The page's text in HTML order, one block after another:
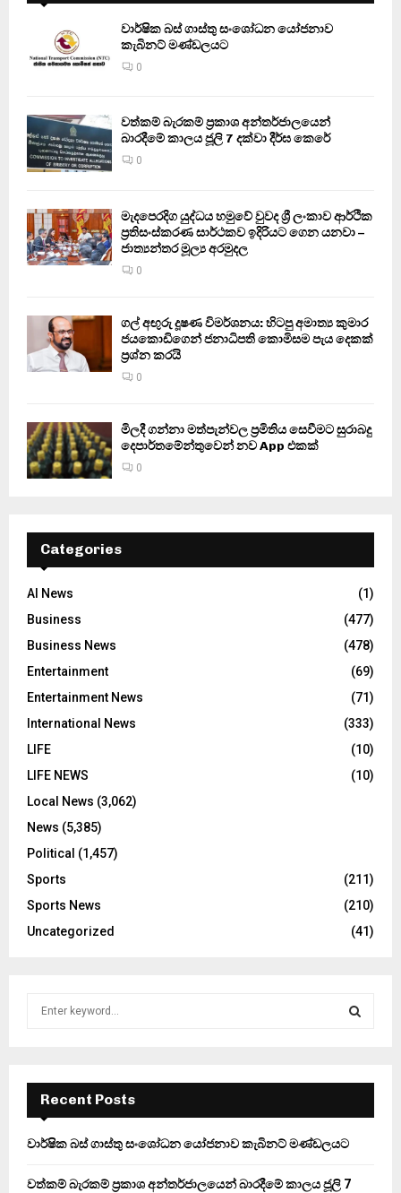
වාර්ෂික බස් ගාස්තු සංශෝධන යෝජනාව
කැබිනට් මණ්ඩලයට
0
වත්කම් බැරකම් ප්‍රකාශ අන්තර්ජාලයෙන්
බාරදීමේ කාලය ජූලි 7 දක්වා දීර්ඝ කෙරේ
0
මැදපෙරදිග යුද්ධය හමුවේ වුවද ශ්‍රී ලංකාව ආර්ථික
ප්‍රතිසංස්කරණ සාර්ථකව ඉදිරියට ගෙන යනවා –
ජාත්‍යන්තර මූල්‍ය අරමුදල
0
ගල් අඟුරු දූෂණ විමර්ශනය: හිටපු අමාත්‍ය කුමාර
ජයකොඩිගෙන් ජනාධිපති කොමිසම පැය දෙකක්
ප්‍රශ්න කරයි
0
මිලදී ගන්නා මත්පැන්වල ප්‍රමිතිය සෙවීමට සුරාබදු
දෙපාර්තමේන්තුවෙන් නව App එකක්
0
Categories
AI News
(1)
Business
(477)
Business News
(478)
Entertainment
(69)
Entertainment News
(71)
International News
(333)
LIFE
(10)
LIFE NEWS
(10)
Local News (3,062)
News (5,385)
Political (1,457)
Sports
(211)
Sports News
(210)
Uncategorized
(41)
f
r
E
A
Recent Posts
වාර්ෂික බස් ගාස්තු සංශෝධන යෝජනාව කැබිනට් මණ්ඩලයට
වත්කම් බැරකම් ප්‍රකාශ අන්තර්ජාලයෙන් බාරදීමේ කාලය ජූලි 7